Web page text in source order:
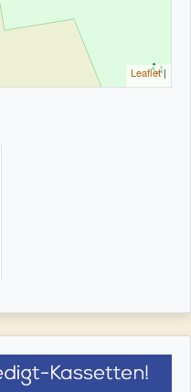
Leaflet|